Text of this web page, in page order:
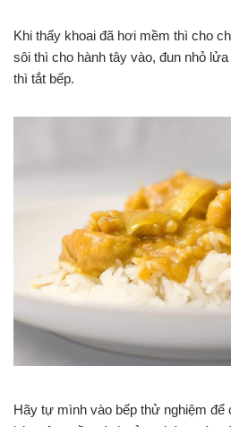
Khi thấy khoai đã hơi mềm thì cho
sôi thì cho hành tây vào, đun nhỏ
thì tắt bếp.
Hãy tự mình vào bếp thử nghiệm để